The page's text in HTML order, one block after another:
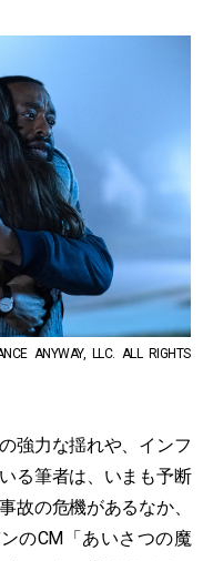
ANYWAY, LLC. ALL RIGHTS
強力な揺れや、インフ
る筆者は、いまも予断
故の危機があるなか、
のCM「あいさつの魔